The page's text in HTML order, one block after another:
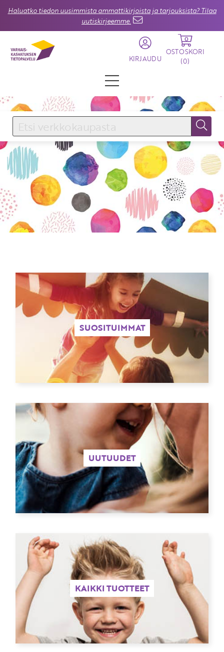
Haluatko tiedon uusimmista ammattikirjoista ja tarjouksista? Tilaa
uutiskirjeemme.
KIRJAUDU
0
OSTOSKORI
(0)
KIRJAUDU SISÄÄN
Käyttäjätunnus
Salasana
Unohtuiko salasana?
KIRJAUDU SISÄÄN
Etkö ole vielä Varhaiskasvatuksen Tietopalvelun
jäsen?
Liity tästä!
SUOSITUIMMAT
UUTUUDET
KAIKKI TUOTTEET